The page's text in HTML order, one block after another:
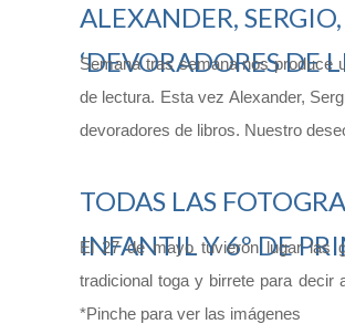
ALEXANDER,
‘DEVORADORES DE
Semana tras semana nos produce
de lectura. Esta vez Alexander,
devoradores de libros. Nuestro
TODAS LAS
INFANTIL Y 6º DE
El 27 de mayo tuvieron lugar las
tradicional toga y birrete para decir
*Pinche para ver las imágenes